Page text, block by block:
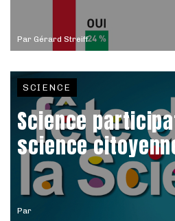
Par Gérard Streiff
Par
SCIENCE
Science
science